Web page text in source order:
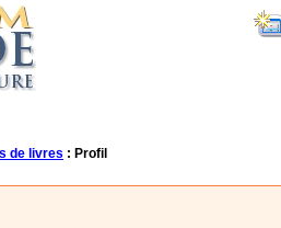
de livres : Profil